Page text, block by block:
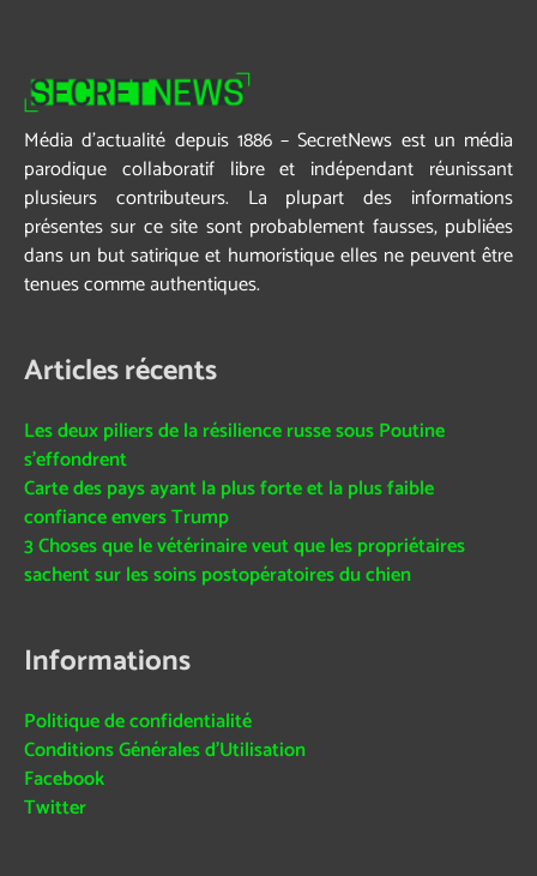
Média d’actualité depuis 1886 – SecretNews est un média
parodique collaboratif libre et indépendant réunissant
plusieurs contributeurs. La plupart des informations
présentes sur ce site sont probablement fausses, publiées
dans un but satirique et humoristique elles ne peuvent être
tenues comme authentiques.
Articles récents
Les deux piliers de la résilience russe sous Poutine
s’effondrent
Carte des pays ayant la plus forte et la plus faible
confiance envers Trump
3 Choses que le vétérinaire veut que les propriétaires
sachent sur les soins postopératoires du chien
Informations
Politique de confidentialité
Conditions Générales d’Utilisation
Facebook
Twitter